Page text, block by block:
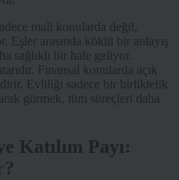
mali konularda değil,
Eşler arasında köklü bir anlayış
sağlıklı bir hale geliyor.
Finansal konularda açık
Evliliği sadece bir birliktelik
görmek, tüm süreçleri daha
Katılım Payı: